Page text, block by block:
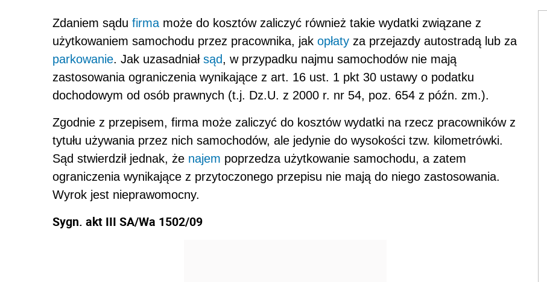
Zdaniem sądu firma może do kosztów zaliczyć również takie wydatki związane z
użytkowaniem samochodu przez pracownika, jak opłaty za przejazdy autostradą lub za
parkowanie. Jak uzasadniał sąd, w przypadku najmu samochodów nie mają
zastosowania ograniczenia wynikające z art. 16 ust. 1 pkt 30 ustawy o podatku
dochodowym od osób prawnych (t.j. Dz.U. z 2000 r. nr 54, poz. 654 z późn. zm.).
Zgodnie z przepisem, firma może zaliczyć do kosztów wydatki na rzecz pracowników z
tytułu używania przez nich samochodów, ale jedynie do wysokości tzw. kilometrówki.
Sąd stwierdził jednak, że najem poprzedza użytkowanie samochodu, a zatem
ograniczenia wynikające z przytoczonego przepisu nie mają do niego zastosowania.
Wyrok jest nieprawomocny.
Sygn. akt III SA/Wa 1502/09